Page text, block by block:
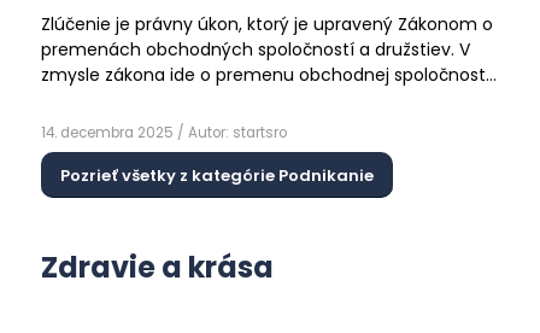
Zlúčenie je právny úkon, ktorý je upravený Zákonom o
premenách obchodných spoločností a družstiev. V
zmysle zákona ide o premenu obchodnej spoločnosti,
likvidácie, a všetok…
14. decembra 2025 / Autor: startsro
Pozrieť všetky z kategórie Podnikanie
Zdravie a krása